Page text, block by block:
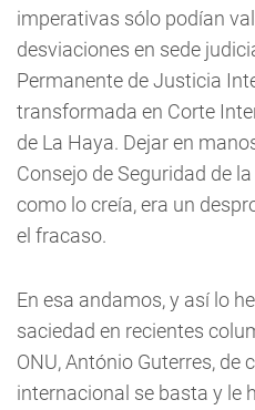
imperativas sólo podían
desviaciones en sede
Permanente de Justicia
transformada en Corte
de La Haya. Dejar en
Consejo de Seguridad de
como lo creía, era un
el fracaso.
En esa andamos, y así lo
saciedad en recientes
ONU, António Guterres,
internacional se basta y le